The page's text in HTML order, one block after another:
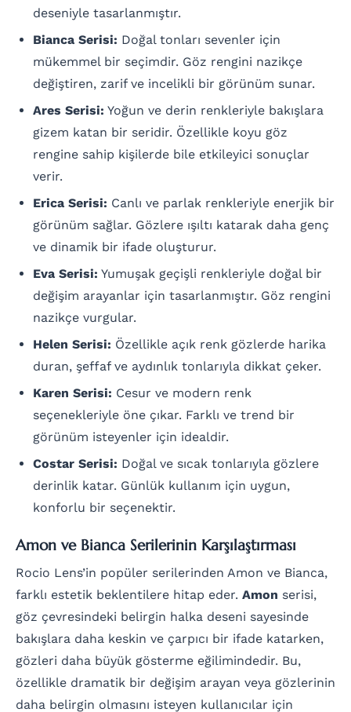
deseniyle tasarlanmıştır.
Bianca Serisi: Doğal tonları sevenler için
mükemmel bir seçimdir. Göz rengini nazikçe
değiştiren, zarif ve incelikli bir görünüm sunar.
Ares Serisi: Yoğun ve derin renkleriyle bakışlara
gizem katan bir seridir. Özellikle koyu göz
rengine sahip kişilerde bile etkileyici sonuçlar
verir.
Erica Serisi: Canlı ve parlak renkleriyle enerjik bir
görünüm sağlar. Gözlere ışıltı katarak daha genç
ve dinamik bir ifade oluşturur.
Eva Serisi: Yumuşak geçişli renkleriyle doğal bir
değişim arayanlar için tasarlanmıştır. Göz rengini
nazikçe vurgular.
Helen Serisi: Özellikle açık renk gözlerde harika
duran, şeffaf ve aydınlık tonlarıyla dikkat çeker.
Karen Serisi: Cesur ve modern renk
seçenekleriyle öne çıkar. Farklı ve trend bir
görünüm isteyenler için idealdir.
Costar Serisi: Doğal ve sıcak tonlarıyla gözlere
derinlik katar. Günlük kullanım için uygun,
konforlu bir seçenektir.
Amon ve Bianca Serilerinin Karşılaştırması
Rocio Lens’in popüler serilerinden Amon ve Bianca,
farklı estetik beklentilere hitap eder. Amon serisi,
göz çevresindeki belirgin halka deseni sayesinde
bakışlara daha keskin ve çarpıcı bir ifade katarken,
gözleri daha büyük gösterme eğilimindedir. Bu,
özellikle dramatik bir değişim arayan veya gözlerinin
daha belirgin olmasını isteyen kullanıcılar için